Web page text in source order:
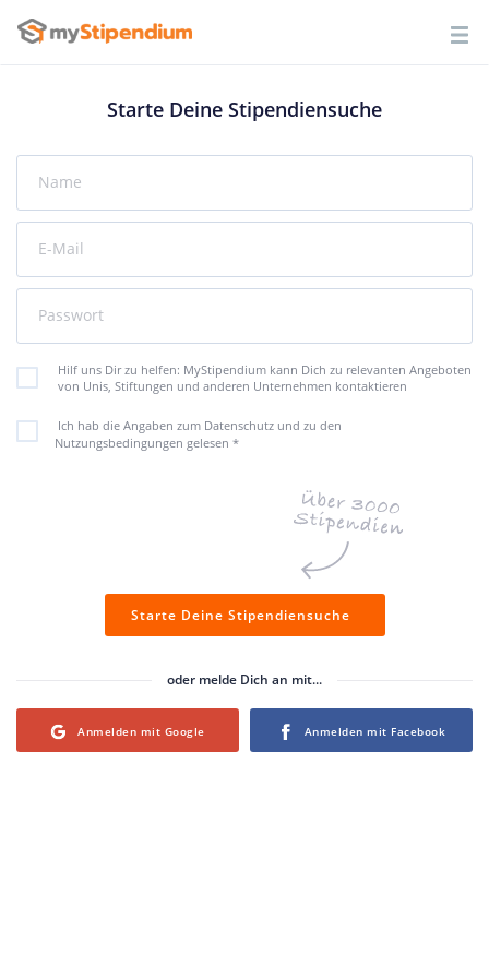
Starte Deine Stipendiensuche
Name
E-Mail
Passwort
Hilf uns Dir zu helfen: MyStipendium kann Dich zu relevanten Angeboten
von Unis, Stiftungen und anderen Unternehmen kontaktieren
Ich hab die Angaben zum Datenschutz und zu den
Nutzungsbedingungen gelesen *
Starte Deine Stipendiensuche
oder melde Dich an mit...
Login with Google Login with Facebook